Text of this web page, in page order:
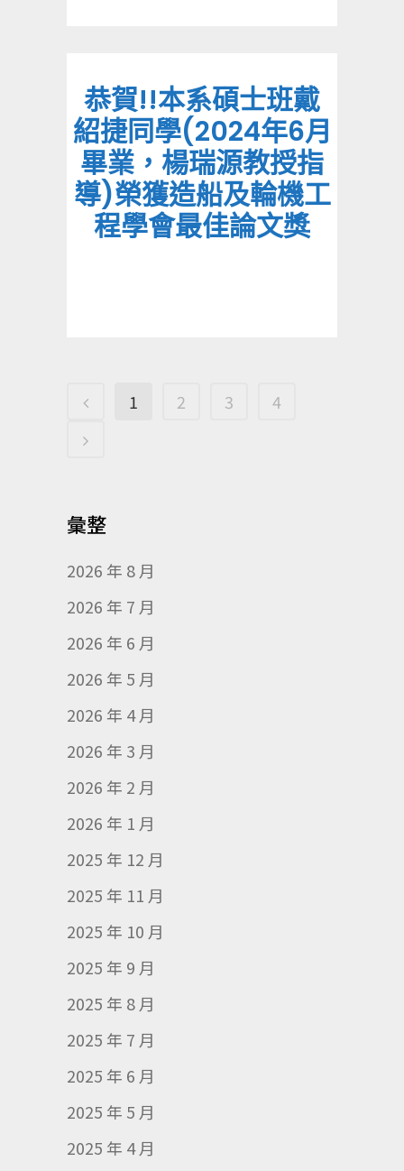
恭賀!!本系碩士班戴
紹捷同學(2024年6月
畢業，楊瑞源教授指
導)榮獲造船及輪機工
程學會最佳論文獎
1 2 3 4
彙整
2026 年 8 月
2026 年 7 月
2026 年 6 月
2026 年 5 月
2026 年 4 月
2026 年 3 月
2026 年 2 月
2026 年 1 月
2025 年 12 月
2025 年 11 月
2025 年 10 月
2025 年 9 月
2025 年 8 月
2025 年 7 月
2025 年 6 月
2025 年 5 月
2025 年 4 月